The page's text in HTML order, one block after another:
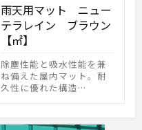
雨天用マット ニュー
テラレイン ブラウン
【㎡】
除塵性能と吸水性能を兼
ね備えた屋内マット。耐
久性に優れた構造…